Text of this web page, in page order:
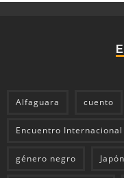
Alfaguara cuento
Encuentro
género negro Japón